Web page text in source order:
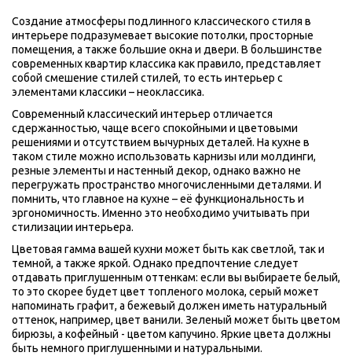
Создание атмосферы подлинного классического стиля в
интерьере подразумевает высокие потолки, просторные
помещения, а также большие окна и двери. В большинстве
современных квартир классика как правило, представляет
собой смешение стилей стилей, то есть интерьер с
элементами классики – неоклассика.
Современный классический интерьер отличается
сдержанностью, чаще всего спокойными и цветовыми
решениями и отсутствием вычурных деталей. На кухне в
таком стиле можно использовать карнизы или молдинги,
резные элементы и настенный декор, однако важно не
перегружать пространство многочисленными деталями. И
помнить, что главное на кухне – её функциональность и
эргономичность. Именно это необходимо учитывать при
стилизации интерьера.
Цветовая гамма вашей кухни может быть как светлой, так и
темной, а также яркой. Однако предпочтение следует
отдавать приглушенным оттенкам: если вы выбираете белый,
то это скорее будет цвет топленого молока, серый может
напоминать графит, а бежевый должен иметь натуральный
оттенок, например, цвет ванили. Зеленый может быть цветом
бирюзы, а кофейный - цветом капучино. Яркие цвета должны
быть немного приглушенными и натуральными.